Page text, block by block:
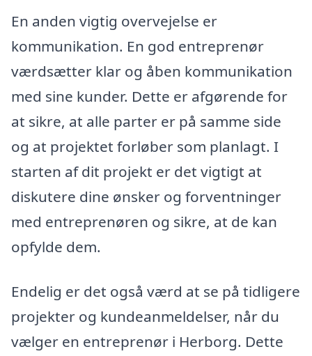
En anden vigtig overvejelse er
kommunikation. En god entreprenør
værdsætter klar og åben kommunikation
med sine kunder. Dette er afgørende for
at sikre, at alle parter er på samme side
og at projektet forløber som planlagt. I
starten af dit projekt er det vigtigt at
diskutere dine ønsker og forventninger
med entreprenøren og sikre, at de kan
opfylde dem.
Endelig er det også værd at se på tidligere
projekter og kundeanmeldelser, når du
vælger en entreprenør i Herborg. Dette